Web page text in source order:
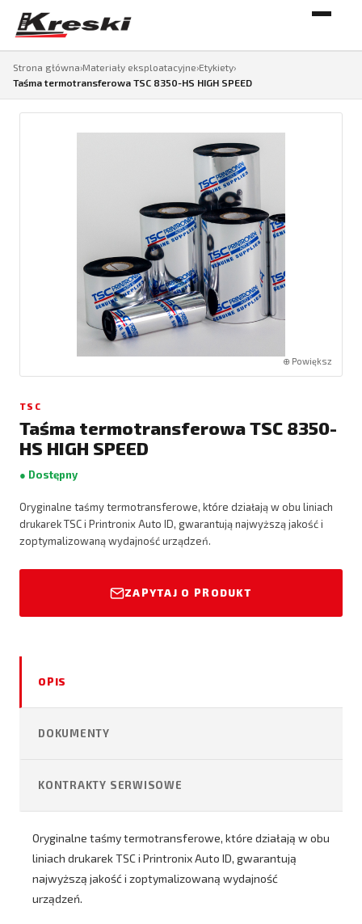
Strona główna›Materiały eksploatacyjne›Etykiety›
Taśma termotransferowa TSC 8350-HS HIGH SPEED
⊕ Powiększ
TSC
Taśma termotransferowa TSC 8350-
HS HIGH SPEED
● Dostępny
Oryginalne taśmy termotransferowe, które działają w obu liniach
drukarek TSC i Printronix Auto ID, gwarantują najwyższą jakość i
zoptymalizowaną wydajność urządzeń.
ZAPYTAJ O PRODUKT
OPIS
DOKUMENTY
KONTRAKTY SERWISOWE
Oryginalne taśmy termotransferowe, które działają w obu
liniach drukarek TSC i Printronix Auto ID, gwarantują
najwyższą jakość i zoptymalizowaną wydajność
urządzeń.